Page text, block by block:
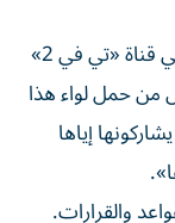
تقول مينا فينستيد بيرغ، المعلّقة الرياضية في قناة «تي في 2»
من حمل لواء هذا
إياها
والقرارات.